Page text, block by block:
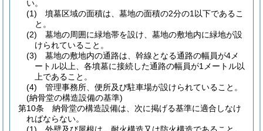
い。
(1)
墳墓区域の面積は、墓地の面積の2分の1以下であるこ
と。
(2)
墓地の周囲に緑地帯を設け、墓地の敷地内に緑地が設
けられていること。
(3)
墓地の敷地内の通路は、幹線となる通路の幅員が4メ
ートル以上、各墳墓に接続した通路の幅員が1メートル以
上であること。
(4)
管理事務所、便所及び駐車場が設けられていること。
(納骨堂の構造設備の基準)
第10条
納骨堂の構造設備は、次に掲げる基準に適合しなけ
ればならない。